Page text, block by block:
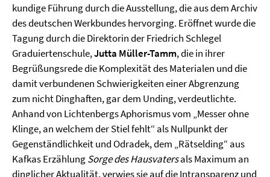
kundige Führung durch die Ausstellung, die aus dem Archiv
des deutschen Werkbundes hervorging. Eröffnet wurde die
Tagung durch die Direktorin der Friedrich Schlegel
Graduiertenschule,Jutta Müller-Tamm, die in ihrer
Begrüßungsrede die Komplexität des Materialen und die
damit verbundenen Schwierigkeiten einer Abgrenzung
zum nicht Dinghaften, gar dem Unding, verdeutlichte.
Anhand von Lichtenbergs Aphorismus vom „Messer ohne
Klinge, an welchem der Stiel fehlt“ als Nullpunkt der
Gegenständlichkeit und Odradek, dem „Rätselding“ aus
Kafkas ErzählungSorge des Hausvatersals Maximum an
dinglicher Aktualität, verwies sie auf die Intransparenz und